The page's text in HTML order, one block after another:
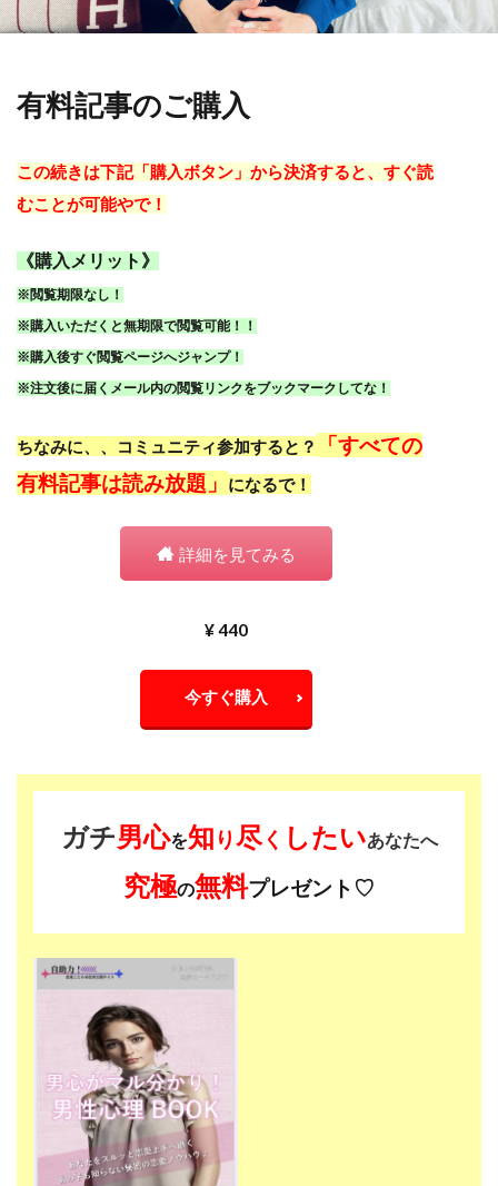
有料記事のご購入
この続きは下記「購入ボタン」から決済すると、すぐ読
むことが可能やで！
《購入メリット》
※閲覧期限なし！
※購入いただくと無期限で閲覧可能！！
※購入後すぐ閲覧ページへジャンプ！
※注文後に届くメール内の閲覧リンクをブックマークしてな！
ちなみに、、コミュニティ参加すると？
「すべての
有料記事は読み放題」
になるで！
詳細を見てみる
¥ 440
今すぐ購入
ガチ男心を知 り尽く したいあなたへ
究極の無料プレゼント♡